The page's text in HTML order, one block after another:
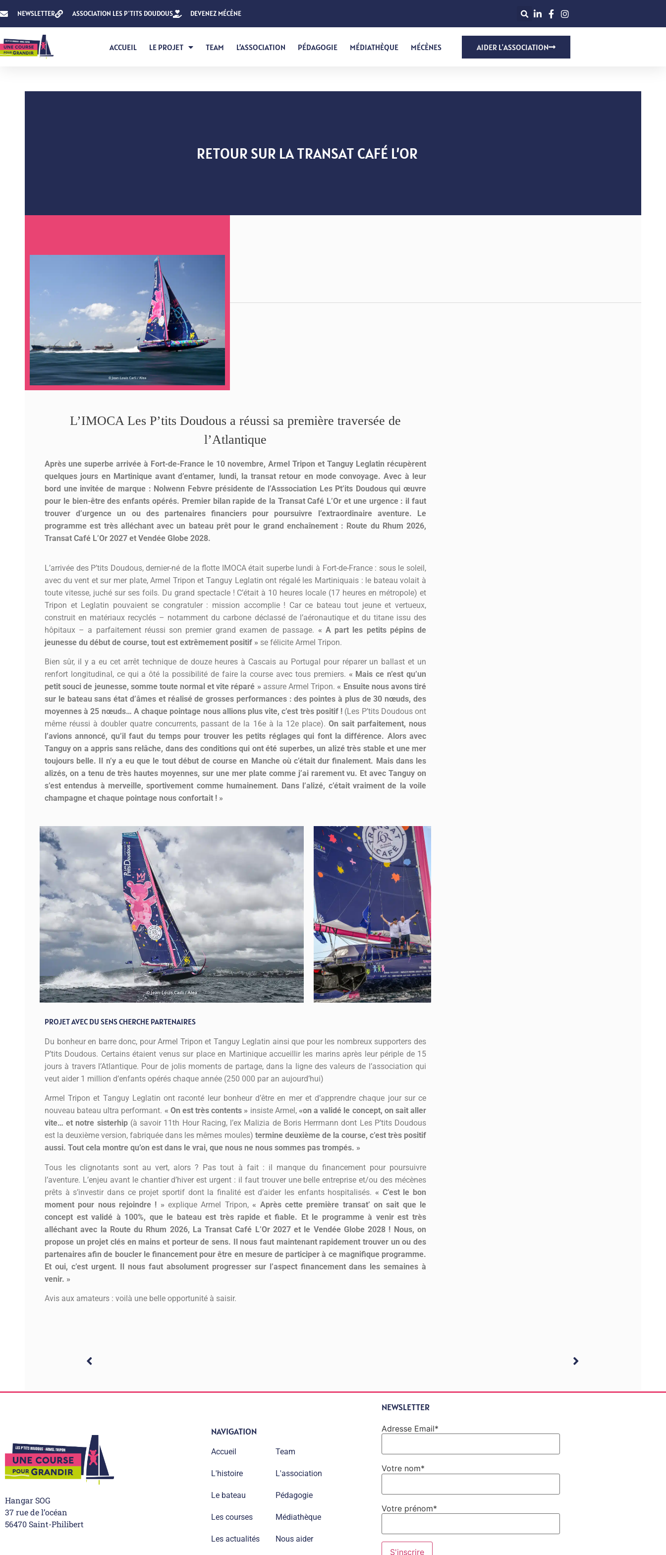
NEWSLETTER ASSOCIATION LES P'TITS DOUDOUS DEVENEZ MÉCÈNE
ACCUEIL LE PROJET TEAM L’ASSOCIATION PÉDAGOGIE MÉDIATHÈQUE MÉCÈNES AIDER L'ASSOCIATION
RETOUR SUR LA TRANSAT CAFÉ L’OR
L’IMOCA Les P’tits Doudous a réussi sa première traversée de
l’Atlantique
Après une superbe arrivée à Fort-de-France le 10 novembre, Armel Tripon et Tanguy Leglatin récupèrent
quelques jours en Martinique avant d’entamer, lundi, la transat retour en mode convoyage. Avec à leur
bord une invitée de marque : Nolwenn Febvre présidente de l’Asssociation Les Pt’its Doudous qui œuvre
pour le bien-être des enfants opérés. Premier bilan rapide de la Transat Café L’Or et une urgence : il faut
trouver d’urgence un ou des partenaires financiers pour poursuivre l’extraordinaire aventure. Le
programme est très alléchant avec un bateau prêt pour le grand enchaînement : Route du Rhum 2026,
Transat Café L’Or 2027 et Vendée Globe 2028.
L’arrivée des P’tits Doudous, dernier-né de la flotte IMOCA était superbe lundi à Fort-de-France : sous le soleil,
avec du vent et sur mer plate, Armel Tripon et Tanguy Leglatin ont régalé les Martiniquais : le bateau volait à
toute vitesse, juché sur ses foils. Du grand spectacle ! C’était à 10 heures locale (17 heures en métropole) et
Tripon et Leglatin pouvaient se congratuler : mission accomplie ! Car ce bateau tout jeune et vertueux,
construit en matériaux recyclés – notamment du carbone déclassé de l’aéronautique et du titane issu des
hôpitaux – a parfaitement réussi son premier grand examen de passage. « A part les petits pépins de
jeunesse du début de course, tout est extrêmement positif » se félicite Armel Tripon.
Bien sûr, il y a eu cet arrêt technique de douze heures à Cascais au Portugal pour réparer un ballast et un
renfort longitudinal, ce qui a ôté la possibilité de faire la course avec tous premiers. « Mais ce n’est qu’un
petit souci de jeunesse, somme toute normal et vite réparé » assure Armel Tripon. « Ensuite nous avons tiré
sur le bateau sans état d’âmes et réalisé de grosses performances : des pointes à plus de 30 nœuds, des
moyennes à 25 nœuds… A chaque pointage nous allions plus vite, c’est très positif ! (Les P’tits Doudous ont
même réussi à doubler quatre concurrents, passant de la 16eà la 12eplace). On sait parfaitement, nous
l’avions annoncé, qu’il faut du temps pour trouver les petits réglages qui font la différence. Alors avec
Tanguy on a appris sans relâche, dans des conditions qui ont été superbes, un alizé très stable et une mer
toujours belle. Il n’y a eu que le tout début de course en Manche où c’était dur finalement. Mais dans les
alizés, on a tenu de très hautes moyennes, sur une mer plate comme j’ai rarement vu. Et avec Tanguy on
s’est entendus à merveille, sportivement comme humainement. Dans l’alizé, c’était vraiment de la voile
champagne et chaque pointage nous confortait ! »
PROJET AVEC DU SENS CHERCHE PARTENAIRES
Du bonheur en barre donc, pour Armel Tripon et Tanguy Leglatin ainsi que pour les nombreux supporters des
P’tits Doudous. Certains étaient venus sur place en Martinique accueillir les marins après leur périple de 15
jours à travers l’Atlantique. Pour de jolis moments de partage, dans la ligne des valeurs de l’association qui
veut aider 1 million d’enfants opérés chaque année (250 000 par an aujourd’hui)
Armel Tripon et Tanguy Leglatin ont raconté leur bonheur d’être en mer et d’apprendre chaque jour sur ce
nouveau bateau ultra performant. « On est très contents » insiste Armel, «on a validé le concept, on sait aller
vite… et notre sisterhip(à savoir 11th Hour Racing, l’ex Malizia de Boris Herrmann dont Les P’tits Doudous
est la deuxième version, fabriquée dans les mêmes moules) termine deuxième de la course, c’est très positif
aussi. Tout cela montre qu’on est dans le vrai, que nous ne nous sommes pas trompés. »
Tous les clignotants sont au vert, alors ? Pas tout à fait : il manque du financement pour poursuivre
l’aventure. L’enjeu avant le chantier d’hiver est urgent : il faut trouver une belle entreprise et/ou des mécènes
prêts à s’investir dans ce projet sportif dont la finalité est d’aider les enfants hospitalisés. « C’est le bon
moment pour nous rejoindre ! » explique Armel Tripon, « Après cette première transat’ on sait que le
concept est validé à 100%, que le bateau est très rapide et fiable. Et le programme à venir est très
alléchant avec la Route du Rhum 2026, La Transat Café L’Or 2027 et le Vendée Globe 2028 ! Nous, on
propose un projet clés en mains et porteur de sens. Il nous faut maintenant rapidement trouver un ou des
partenaires afin de boucler le financement pour être en mesure de participer à ce magnifique programme.
Et oui, c’est urgent. Il nous faut absolument progresser sur l’aspect financement dans les semaines à
venir. »
Avis aux amateurs : voilà une belle opportunité à saisir.
Hangar SOG
37 rue de l’océan
56470 Saint-Philibert
NAVIGATION
Accueil
L'histoire
Le bateau
Les courses
Les actualités
Team
L'association
Pédagogie
Médiathèque
Nous aider
NEWSLETTER
Adresse Email*
Votre nom*
Votre prénom*